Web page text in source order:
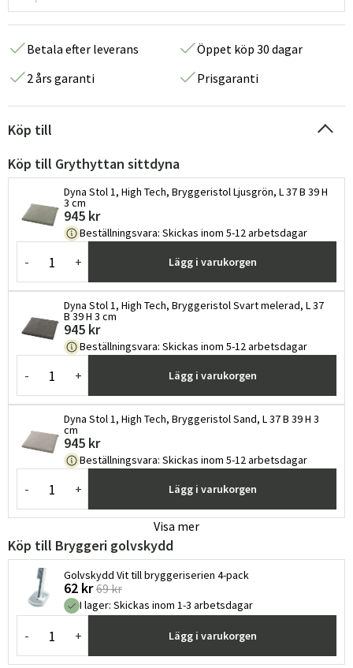
Betala efter leverans
Öppet köp 30 dagar
2 års garanti
Prisgaranti
Köp till
Köp till Grythyttan sittdyna
Dyna Stol 1, High Tech, Bryggeristol Ljusgrön, L 37 B 39 H
3 cm
945 kr
Beställningsvara: Skickas inom 5-12 arbetsdagar
- + Lägg i varukorgen
Dyna Stol 1, High Tech, Bryggeristol Svart melerad, L 37
B 39 H 3 cm
945 kr
Beställningsvara: Skickas inom 5-12 arbetsdagar
- + Lägg i varukorgen
Dyna Stol 1, High Tech, Bryggeristol Sand, L 37 B 39 H 3
cm
945 kr
Beställningsvara: Skickas inom 5-12 arbetsdagar
- + Lägg i varukorgen
Visa mer
Köp till Bryggeri golvskydd
Golvskydd Vit till bryggeriserien 4-pack
62 kr 69 kr
I lager: Skickas inom 1-3 arbetsdagar
- + Lägg i varukorgen